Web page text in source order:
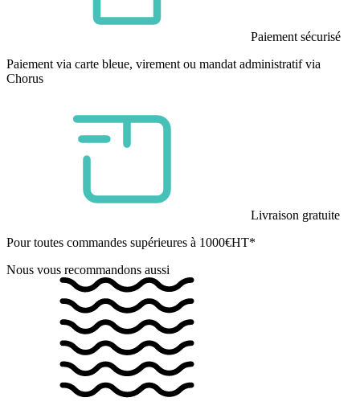
Paiement sécurisé
Paiement via carte bleue, virement ou mandat administratif via
Chorus
Livraison gratuite
Pour toutes commandes supérieures à 1000€HT*
Nous vous recommandons aussi